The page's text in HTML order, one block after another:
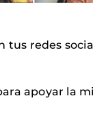
tus redes
apoyar la